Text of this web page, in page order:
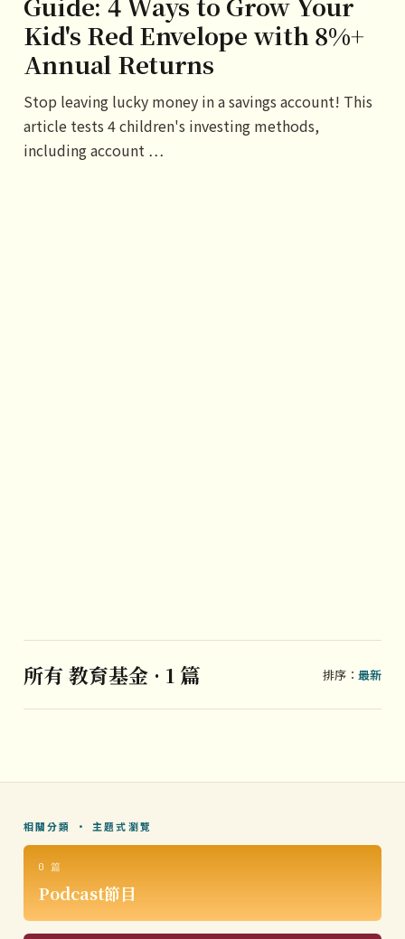
Kid's Red Envelope with 8%+
Annual Returns
Stop leaving lucky money in a savings account! This
article tests 4 children's investing methods,
including account …
所有 教育基金 · 1 篇 排序：最新
相關分類 · 主題式瀏覽
0 篇
Podcast節目